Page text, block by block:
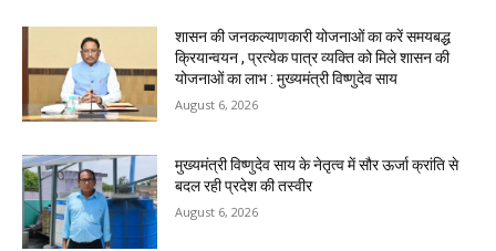
शासन की जनकल्याणकारी योजनाओं का करें समयबद्ध
क्रियान्वयन , प्रत्येक पात्र व्यक्ति को मिले शासन की
योजनाओं का लाभ : मुख्यमंत्री विष्णुदेव साय
August 6, 2026
मुख्यमंत्री विष्णुदेव साय के नेतृत्व में सौर ऊर्जा क्रांति से
बदल रही प्रदेश की तस्वीर
August 6, 2026